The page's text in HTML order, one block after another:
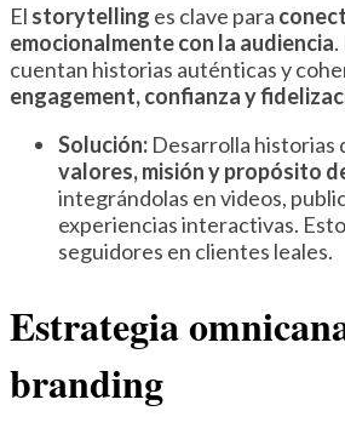
El storytelling es clave para
emocionalmente con la audiencia
cuentan historias auténticas y
engagement, confianza y
Solución: Desarrolla historias
valores, misión y propósito
integrándolas en videos,
experiencias interactivas.
seguidores en clientes leales.
Estrategia
branding